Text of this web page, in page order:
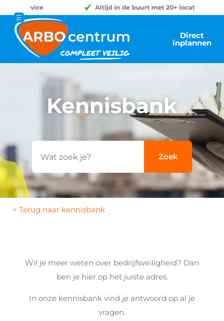
Direct
inplannen
Kennisbank
< Terug naar kennisbank
Wil je meer weten over bedrijfsveiligheid? Dan
ben je hier op het juiste adres.
In onze kennisbank vind je antwoord op al je
vragen.